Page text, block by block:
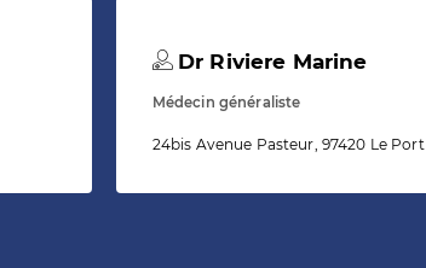
Dr Riviere Marine
Médecin généraliste
24bis Avenue Pasteur, 97420 Le Port